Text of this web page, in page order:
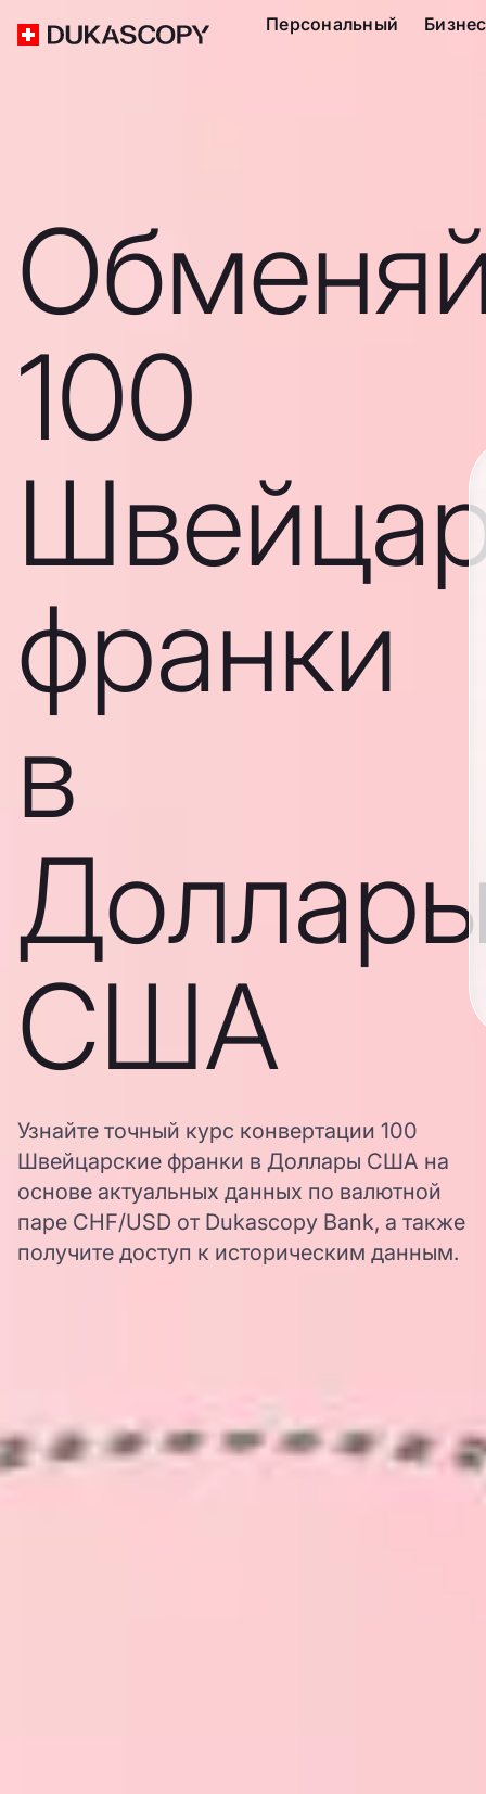
Персональный Бизнес
100
франки
в
США
Узнайте точный курс конвертации 100
Швейцарские франки в Доллары США на
основе актуальных данных по валютной
паре CHF/USD от Dukascopy Bank, а также
получите доступ к историческим данным.